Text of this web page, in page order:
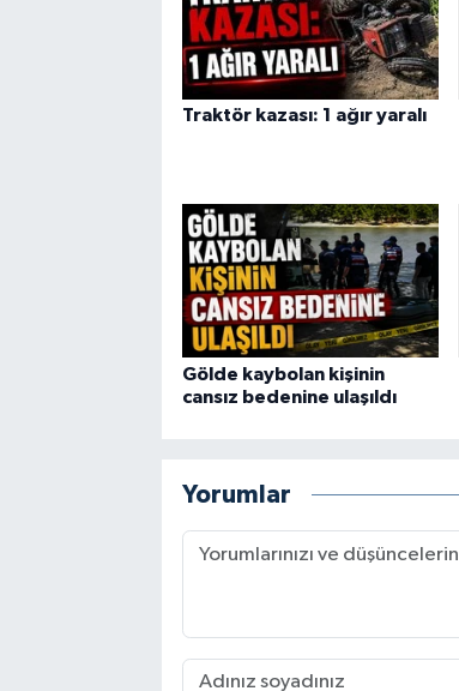
Traktör kazası: 1 ağır yaralı
Gölde kaybolan kişinin
cansız bedenine ulaşıldı
Yorumlar